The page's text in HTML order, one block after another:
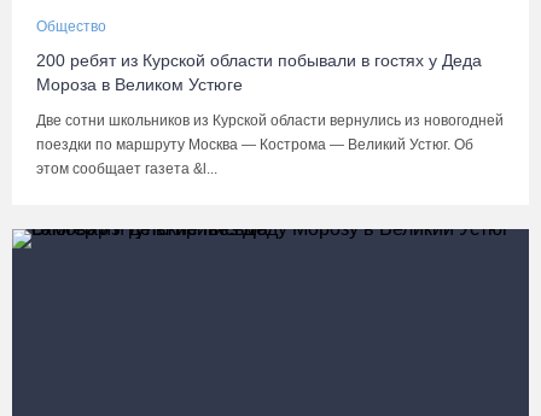
Общество
200 ребят из Курской области побывали в гостях у Деда
Мороза в Великом Устюге
Две сотни школьников из Курской области вернулись из новогодней
поездки по маршруту Москва — Кострома — Великий Устюг. Об
этом сообщает газета &l...